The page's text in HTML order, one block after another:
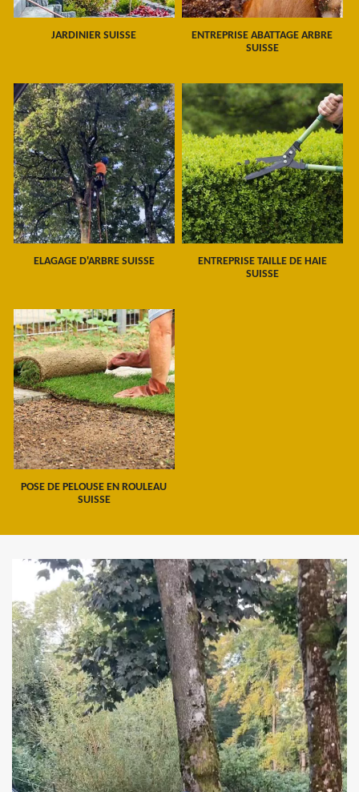
JARDINIER SUISSE
ENTREPRISE ABATTAGE ARBRE
SUISSE
ELAGAGE D'ARBRE SUISSE
ENTREPRISE TAILLE DE HAIE
SUISSE
POSE DE PELOUSE EN ROULEAU
SUISSE